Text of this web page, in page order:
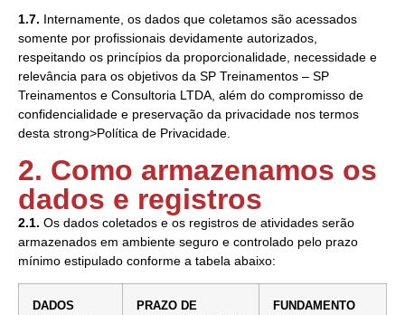
1.7. Internamente, os dados que coletamos são acessados
somente por profissionais devidamente autorizados,
respeitando os princípios da proporcionalidade, necessidade e
relevância para os objetivos da SP Treinamentos – SP
Treinamentos e Consultoria LTDA, além do compromisso de
confidencialidade e preservação da privacidade nos termos
desta strong>Política de Privacidade.
2. Como armazenamos os
dados e registros
2.1. Os dados coletados e os registros de atividades serão
armazenados em ambiente seguro e controlado pelo prazo
mínimo estipulado conforme a tabela abaixo:
DADOS
PRAZO DE
FUNDAMENTO